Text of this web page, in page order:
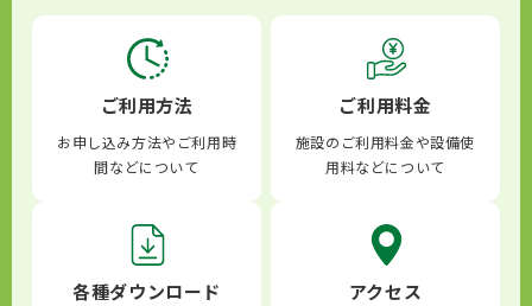
ご利用方法
お申し込み方法やご利用時
間などについて
ご利用料金
施設のご利用料金や設備使
用料などについて
各種ダウンロード アクセス